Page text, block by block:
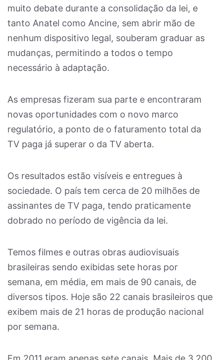
muito debate durante a consolidação da lei, e
tanto Anatel como Ancine, sem abrir mão de
nenhum dispositivo legal, souberam graduar as
mudanças, permitindo a todos o tempo
necessário à adaptação.
As empresas fizeram sua parte e encontraram
novas oportunidades com o novo marco
regulatório, a ponto de o faturamento total da
TV paga já superar o da TV aberta.
Os resultados estão visíveis e entregues à
sociedade. O país tem cerca de 20 milhões de
assinantes de TV paga, tendo praticamente
dobrado no período de vigência da lei.
Temos filmes e outras obras audiovisuais
brasileiras sendo exibidas sete horas por
semana, em média, em mais de 90 canais, de
diversos tipos. Hoje são 22 canais brasileiros que
exibem mais de 21 horas de produção nacional
por semana.